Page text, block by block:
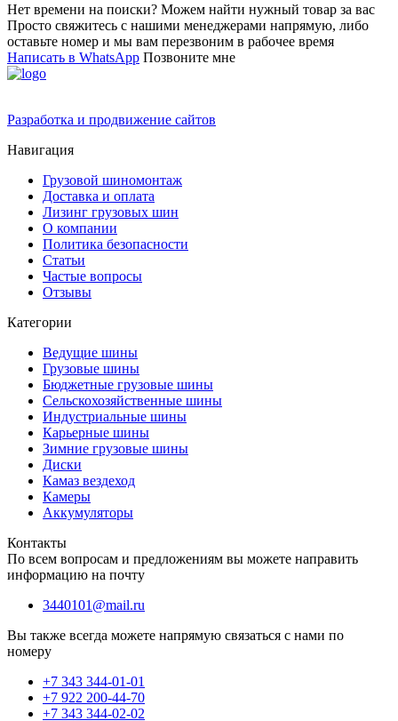
Нет времени на поиски? Можем найти нужный товар за вас
Просто свяжитесь с нашими менеджерами напрямую, либо
оставьте номер и мы вам перезвоним в рабочее время
Написать в WhatsApp Позвоните мне
Разработка и продвижение сайтов
Навигация
Грузовой шиномонтаж
Доставка и оплата
Лизинг грузовых шин
О компании
Политика безопасности
Статьи
Частые вопросы
Отзывы
Категории
Ведущие шины
Грузовые шины
Бюджетные грузовые шины
Сельскохозяйственные шины
Индустриальные шины
Карьерные шины
Зимние грузовые шины
Диски
Камаз вездеход
Камеры
Аккумуляторы
Контакты
По всем вопросам и предложениям вы можете направить
информацию на почту
3440101@mail.ru
Вы также всегда можете напрямую связаться с нами по
номеру
+7 343 344-01-01
+7 922 200-44-70
+7 343 344-02-02